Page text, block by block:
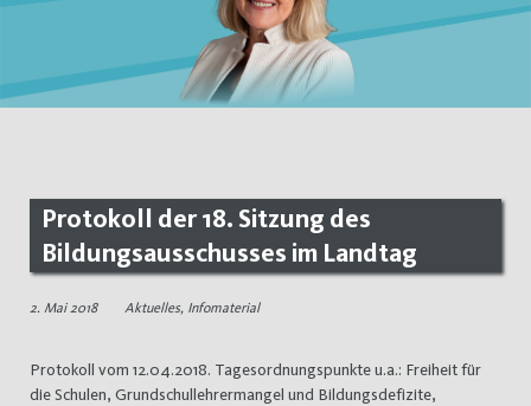
Protokoll der 18. Sitzung des
Bildungsausschusses im Landtag
2. Mai 2018 Aktuelles, Infomaterial
Protokoll vom 12.04.2018. Tagesordnungspunkte u.a.: Freiheit für
die Schulen, Grundschullehrermangel und Bildungsdefizite,